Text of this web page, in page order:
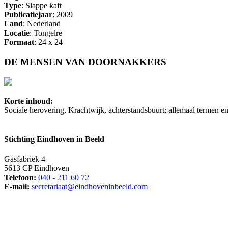
Type: Slappe kaft
Publicatiejaar: 2009
Land: Nederland
Locatie: Tongelre
Formaat: 24 x 24
DE MENSEN VAN DOORNAKKERS
Korte inhoud:
Sociale herovering, Krachtwijk, achterstandsbuurt; allemaal termen
Stichting Eindhoven in Beeld
Gasfabriek 4
5613 CP Eindhoven
Telefoon: 040 - 211 60 72
E-mail: secretariaat@eindhoveninbeeld.com